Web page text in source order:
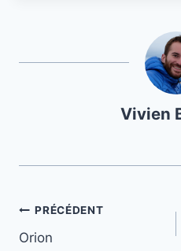
Vivien
Navigation
PRÉCÉDENT
Orion